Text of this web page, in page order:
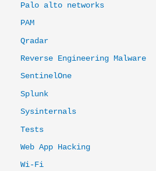
Palo alto networks
PAM
Qradar
Reverse Engineering Malware
SentinelOne
Splunk
Sysinternals
Tests
Web App Hacking
Wi-Fi